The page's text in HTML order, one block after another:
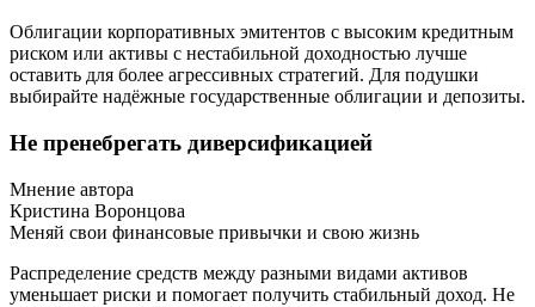
Облигации корпоративных эмитентов с высоким кредитным
риском или активы с нестабильной доходностью лучше
оставить для более агрессивных стратегий. Для подушки
выбирайте надёжные государственные облигации и депозиты.
Не пренебрегать диверсификацией
Мнение автора
Кристина Воронцова
Меняй свои финансовые привычки и свою жизнь
Распределение средств между разными видами активов
уменьшает риски и помогает получить стабильный доход. Не